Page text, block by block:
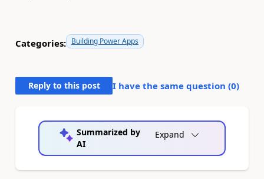
Categories: Building Power Apps
Reply to this post I have the same question (0)
Summarized by
AI
Expand